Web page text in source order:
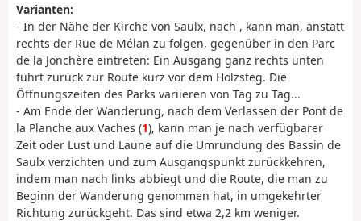
Varianten:
- In der Nähe der Kirche von Saulx, nach , kann man, anstatt
rechts der Rue de Mélan zu folgen, gegenüber in den Parc
de la Jonchère eintreten: Ein Ausgang ganz rechts unten
führt zurück zur Route kurz vor dem Holzsteg. Die
Öffnungszeiten des Parks variieren von Tag zu Tag...
- Am Ende der Wanderung, nach dem Verlassen der Pont de
la Planche aux Vaches (1), kann man je nach verfügbarer
Zeit oder Lust und Laune auf die Umrundung des Bassin de
Saulx verzichten und zum Ausgangspunkt zurückkehren,
indem man nach links abbiegt und die Route, die man zu
Beginn der Wanderung genommen hat, in umgekehrter
Richtung zurückgeht. Das sind etwa 2,2 km weniger.